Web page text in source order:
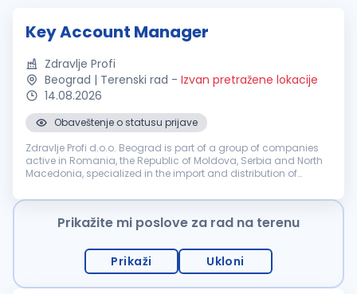
Key Account Manager
Zdravlje Profi
Beograd | Terenski rad - Izvan pretražene lokacije
14.08.2026
Obaveštenje o statusu prijave
Zdravlje Profi d.o.o. Beograd is part of a group of companies
active in Romania, the Republic of Moldova, Serbia and North
Macedonia, specialized in the import and distribution of
looki...
Prikažite mi poslove za rad na terenu
Prikaži Ukloni